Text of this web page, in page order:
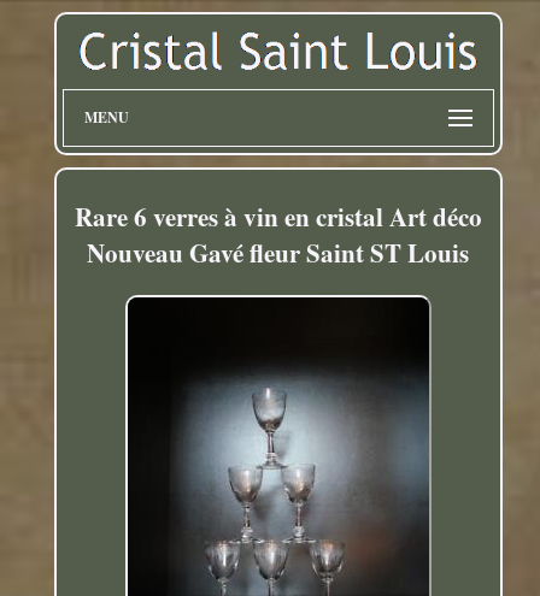
MENU
Rare 6 verres à vin en cristal Art déco
Nouveau Gavé fleur Saint ST Louis